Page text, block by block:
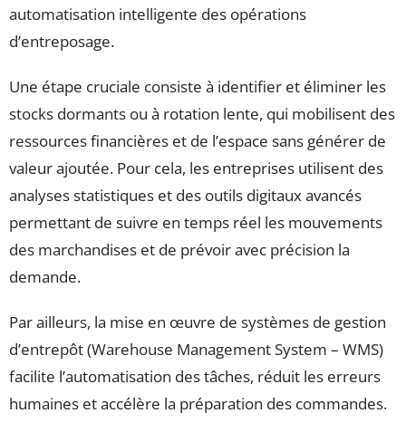
automatisation intelligente des opérations
d’entreposage.
Une étape cruciale consiste à identifier et éliminer les
stocks dormants ou à rotation lente, qui mobilisent des
ressources financières et de l’espace sans générer de
valeur ajoutée. Pour cela, les entreprises utilisent des
analyses statistiques et des outils digitaux avancés
permettant de suivre en temps réel les mouvements
des marchandises et de prévoir avec précision la
demande.
Par ailleurs, la mise en œuvre de systèmes de gestion
d’entrepôt (Warehouse Management System – WMS)
facilite l’automatisation des tâches, réduit les erreurs
humaines et accélère la préparation des commandes.